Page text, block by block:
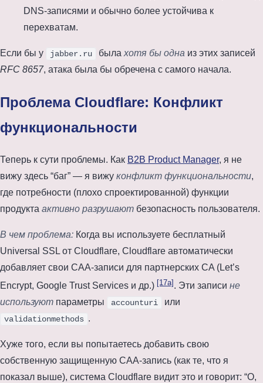
DNS-записями и обычно более устойчива к
перехватам.
Если бы у jabber.ru была хотя бы одна из этих записей
RFC 8657, атака была бы обречена с самого начала.
Проблема Cloudflare: Конфликт
функциональности
Теперь к сути проблемы. Как B2B Product Manager, я не
вижу здесь “баг” — я вижу конфликт функциональности,
где потребности (плохо спроектированной) функции
продукта активно разрушают безопасность пользователя.
В чем проблема: Когда вы используете бесплатный
Universal SSL от Cloudflare, Cloudflare автоматически
добавляет свои CAA-записи для партнерских CA (Let’s
Encrypt, Google Trust Services и др.) [17a] . Эти записи не
используют параметры accounturi или
validationmethods .
Хуже того, если вы попытаетесь добавить свою
собственную защищенную CAA-запись (как те, что я
показал выше), система Cloudflare видит это и говорит: “О,